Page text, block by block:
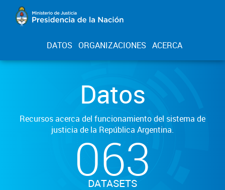
DATOS ORGANIZACIONES ACERCA
Datos
Recursos acerca del funcionamiento del sistema de
justicia de la República Argentina.
063
DATASETS